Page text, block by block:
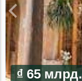
₫ 65 млрд.